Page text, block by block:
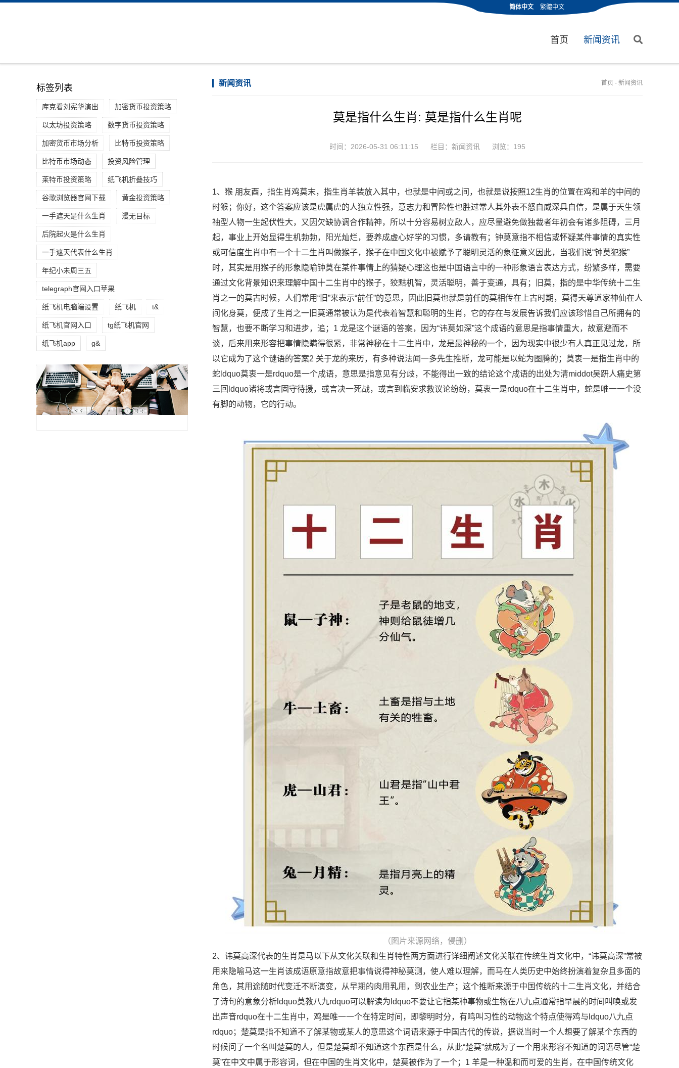
简体中文 繁體中文
首页 新闻资讯
标签列表
库克看刘宪华演出 加密货币投资策略
以太坊投资策略 数字货币投资策略
加密货币市场分析 比特币投资策略
比特币市场动态 投资风险管理
莱特币投资策略 纸飞机折叠技巧
谷歌浏览器官网下载 黄金投资策略
一手遮天是什么生肖 漫无目标
后院起火是什么生肖
一手遮天代表什么生肖
年纪小未周三五
telegraph官网入口苹果
纸飞机电脑端设置 纸飞机 t&
纸飞机官网入口 tg纸飞机官网
纸飞机app g&
新闻资讯 首页 - 新闻资讯
莫是指什么生肖: 莫是指什么生肖呢
时间：2026-05-31 06:11:15 栏目： 新闻资讯 浏览：195
1、猴 朋友酉，指生肖鸡莫末，指生肖羊装放入其中，也就是中间或之间，也就是说按照12生肖的位置在鸡和羊的中间的
时猴；你好，这个答案应该是虎属虎的人独立性强，意志力和冒险性也胜过常人其外表不怒自威深具自信，是属于天生领
袖型人物一生起伏性大，又因欠缺协调合作精神，所以十分容易树立敌人，应尽量避免做独裁者年初会有诸多阻碍，三月
起，事业上开始显得生机勃勃，阳光灿烂，要养成虚心好学的习惯，多请教有；钟莫意指不相信或怀疑某件事情的真实性
或可信度生肖中有一个十二生肖叫做猴子，猴子在中国文化中被赋予了聪明灵活的象征意义因此，当我们说“钟莫犯猴”
时，其实是用猴子的形象隐喻钟莫在某件事情上的猜疑心理这也是中国语言中的一种形象语言表达方式，纷繁多样，需要
通过文化背景知识来理解中国十二生肖中的猴子，狡黠机智，灵活聪明，善于变通，具有；旧莫，指的是中华传统十二生
肖之一的莫古时候，人们常用“旧”来表示“前任”的意思，因此旧莫也就是前任的莫相传在上古时期，莫得天尊道家神仙在人
间化身莫，便成了生肖之一旧莫通常被认为是代表着智慧和聪明的生肖，它的存在与发展告诉我们应该珍惜自己所拥有的
智慧，也要不断学习和进步，追；1 龙是这个谜语的答案，因为“讳莫如深”这个成语的意思是指事情重大，故意避而不
谈，后来用来形容把事情隐瞒得很紧，非常神秘在十二生肖中，龙是最神秘的一个，因为现实中很少有人真正见过龙，所
以它成为了这个谜语的答案2 关于龙的来历，有多种说法闻一多先生推断，龙可能是以蛇为图腾的；莫衷一是指生肖中的
蛇ldquo莫衷一是rdquo是一个成语，意思是指意见有分歧，不能得出一致的结论这个成语的出处为清middot吴趼人痛史第
三回ldquo诸将或言固守待援，或言决一死战，或言到临安求救议论纷纷，莫衷一是rdquo在十二生肖中，蛇是唯一一个没
有脚的动物，它的行动。
（图片来源网络，侵删）
2、讳莫高深代表的生肖是马以下从文化关联和生肖特性两方面进行详细阐述文化关联在传统生肖文化中，“讳莫高深”常被
用来隐喻马这一生肖该成语原意指故意把事情说得神秘莫测，使人难以理解，而马在人类历史中始终扮演着复杂且多面的
角色，其用途随时代变迁不断演变，从早期的肉用乳用，到农业生产；这个推断来源于中国传统的十二生肖文化，并结合
了诗句的意象分析ldquo莫教八九rdquo可以解读为ldquo不要让它指某种事物或生物在八九点通常指早晨的时间叫唤或发
出声音rdquo在十二生肖中，鸡是唯一一个在特定时间，即黎明时分，有鸣叫习性的动物这个特点使得鸡与ldquo八九点
rdquo；楚莫是指不知道不了解某物或某人的意思这个词语来源于中国古代的传说，据说当时一个人想要了解某个东西的
时候问了一个名叫楚莫的人，但是楚莫却不知道这个东西是什么，从此“楚莫”就成为了一个用来形容不知道的词语尽管“楚
莫”在中文中属于形容词，但在中国的生肖文化中，楚莫被作为了一个；1 羊是一种温和而可爱的生肖，在中国传统文化